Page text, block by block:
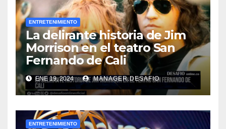
ENTRETENIMIENTO
La delirante historia de Jim
Morrison en el teatro San
Fernando de Cali
ENE 19, 2024 MANAGER.DESAFIO
ENTRETENIMIENTO